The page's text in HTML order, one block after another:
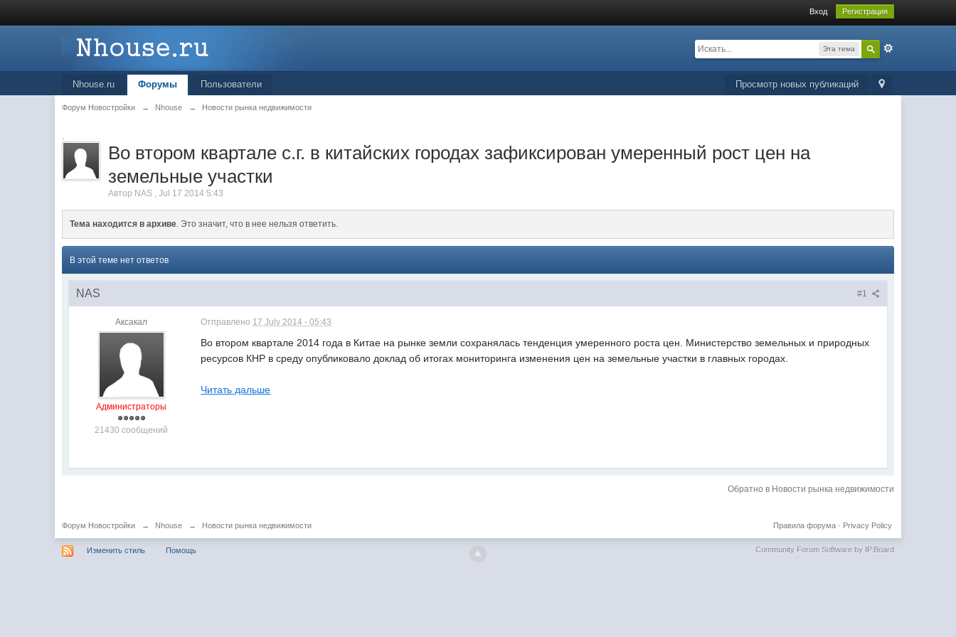
Вход Регистрация
Эта тема
Просмотр новых публикаций
Nhouse.ru Форумы Пользователи
Форум Новостройки → Nhouse → Новости рынка недвижимости
.
Во втором квартале с.г. в китайских городах зафиксирован умеренный рост цен на
земельные участки
Автор NAS ,Jul 17 2014 5:43
Тема находится в архиве. Это значит, что в нее нельзя ответить.
В этой теме нет ответов
#1
NAS
Аксакал
Администраторы
21430 сообщений
Отправлено 17 July 2014 - 05:43
Во втором квартале 2014 года в Китае на рынке земли сохранялась тенденция умеренного роста цен. Министерство земельных и природных
ресурсов КНР в среду опубликовало доклад об итогах мониторинга изменения цен на земельные участки в главных городах.
Читать дальше
Обратно в Новости рынка недвижимости
Форум Новостройки → Nhouse → Новости рынка недвижимости Privacy Policy
Правила форума·
Изменить стиль Помощь Community Forum Software by IP.Board